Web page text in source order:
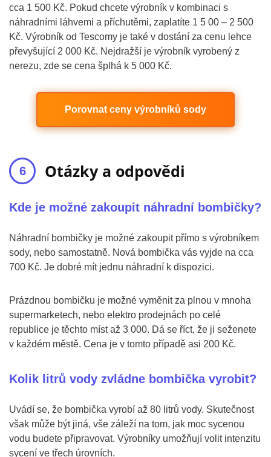
cca 1 500 Kč. Pokud chcete výrobník v kombinaci s
náhradními láhvemi a příchutěmi, zaplatíte 1 5 00 – 2 500
Kč. Výrobník od Tescomy je také v dostání za cenu lehce
převyšující 2 000 Kč. Nejdražší je výrobník vyrobený z
nerezu, zde se cena šplhá k 5 000 Kč.
Porovnat ceny výrobníků sody
Otázky a odpovědi
Kde je možné zakoupit náhradní bombičky?
Náhradní bombičky je možné zakoupit přímo s výrobníkem
sody, nebo samostatně. Nová bombička vás vyjde na cca
700 Kč. Je dobré mít jednu náhradní k dispozici.
Prázdnou bombičku je možné vyměnit za plnou v mnoha
supermarketech, nebo elektro prodejnách po celé
republice je těchto míst až 3 000. Dá se říct, že ji seženete
v každém městě. Cena je v tomto případě asi 200 Kč.
Kolik litrů vody zvládne bombička vyrobit?
Uvádí se, že bombička vyrobí až 80 litrů vody. Skutečnost
však může být jiná, vše záleží na tom, jak moc sycenou
vodu budete připravovat. Výrobníky umožňují volit intenzitu
sycení ve třech úrovních.